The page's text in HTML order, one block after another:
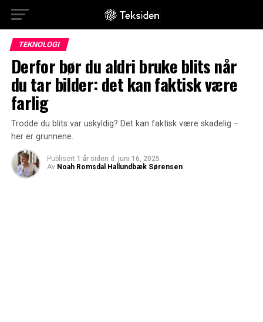
TEKNOLOGI
Derfor bør du aldri bruke blits når
du tar bilder: det kan faktisk være
farlig
Trodde du blits var uskyldig? Det kan faktisk være skadelig –
her er grunnene.
Publisert 1 år siden d. juni 16, 2025
Av Noah Romsdal Hallundbæk Sørensen